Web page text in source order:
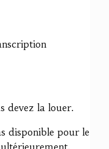
devez la louer.
disponible pour le